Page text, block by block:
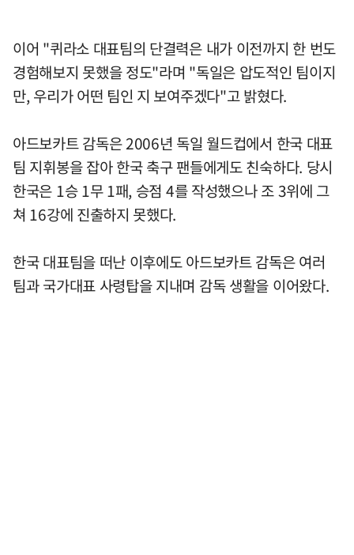
이어 "퀴라소 대표팀의 단결력은 내가 이전까지 한 번도
경험해보지 못했을 정도"라며 "독일은 압도적인 팀이지
만, 우리가 어떤 팀인 지 보여주겠다"고 밝혔다.
아드보카트 감독은 2006년 독일 월드컵에서 한국 대표
팀 지휘봉을 잡아 한국 축구 팬들에게도 친숙하다. 당시
한국은 1승 1무 1패, 승점 4를 작성했으나 조 3위에 그
쳐 16강에 진출하지 못했다.
한국 대표팀을 떠난 이후에도 아드보카트 감독은 여러
팀과 국가대표 사령탑을 지내며 감독 생활을 이어왔다.